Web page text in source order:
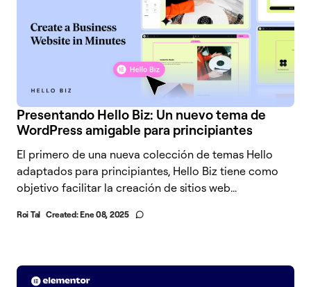
Presentando Hello Biz: Un nuevo tema de
WordPress amigable para principiantes
El primero de una nueva colección de temas Hello
adaptados para principiantes, Hello Biz tiene como
objetivo facilitar la creación de sitios web...
Roi Tal Created:Ene 08, 2025